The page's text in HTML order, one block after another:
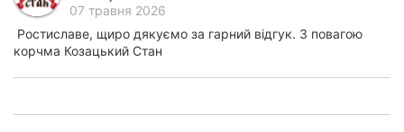
07 травня 2026
Ростиславе, щиро дякуємо за гарний відгук. З повагою
корчма Козацький Стан